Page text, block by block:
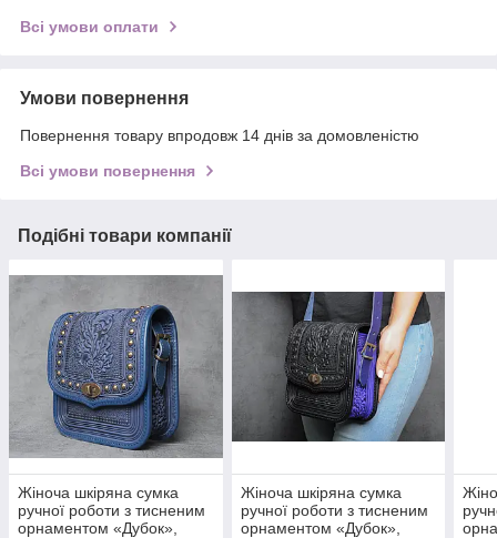
Всі умови оплати
Умови повернення
Повернення товару впродовж 14 днів за домовленістю
Всі умови повернення
Подібні товари компанії
Жіноча шкіряна сумка
ручної роботи з тисненим
орнаментом «Дубок»,
Жіноча шкіряна сумка
ручної роботи з тисненим
орнаментом «Дубок»,